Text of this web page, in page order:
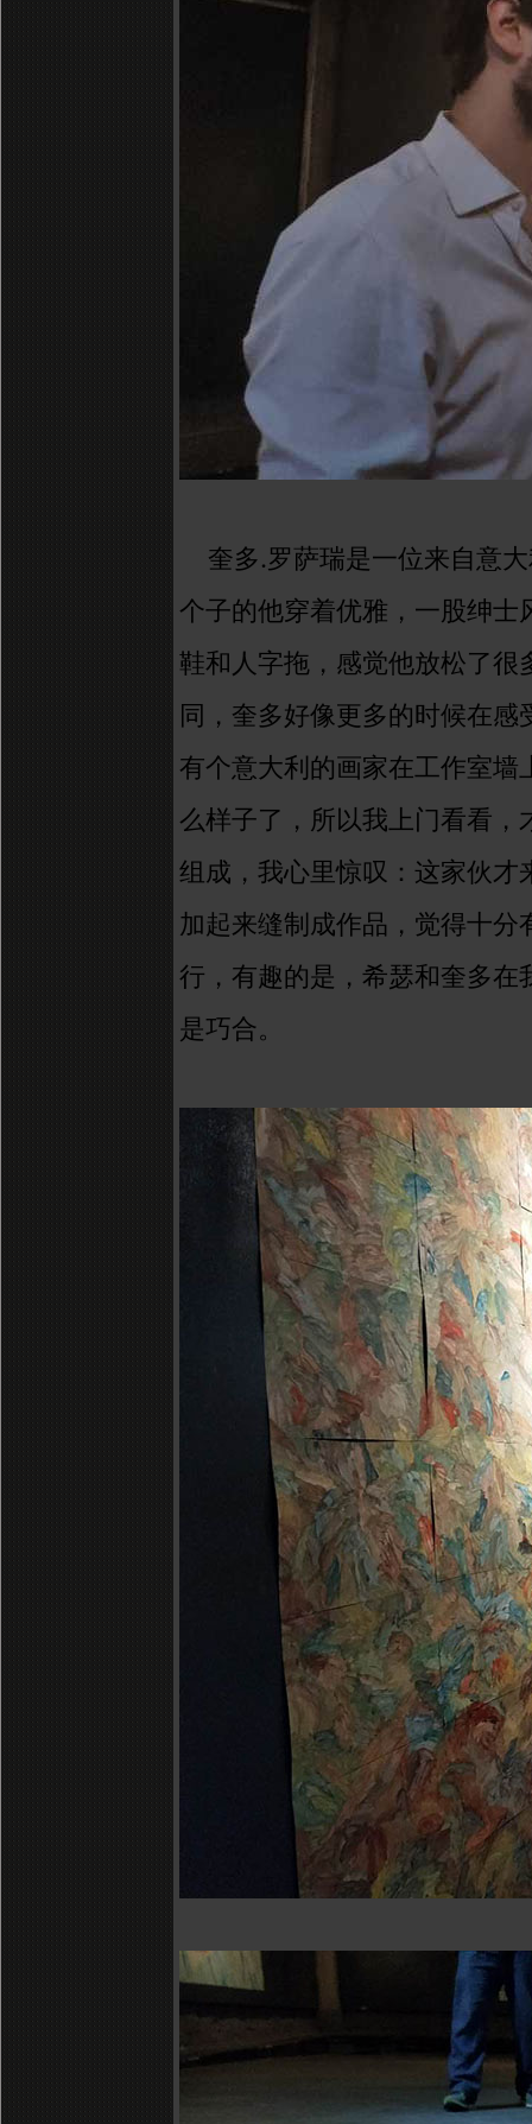
奎多.罗萨瑞是一位来自意
个子的他穿着优雅，一股绅
鞋和人字拖，感觉他放松了很
同，奎多好像更多的时候在感
有个意大利的画家在工作室
么样子了，所以我上门看看
组成，我心里惊叹：这家伙
加起来缝制 成作品， 觉得十分
行 ，有趣的是，希瑟和奎多在
是巧合。